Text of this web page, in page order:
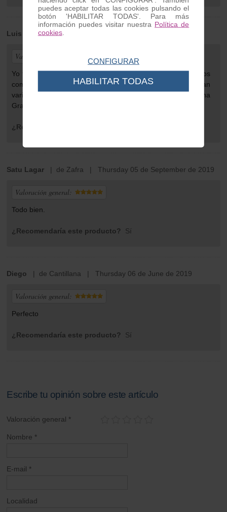
Luis | de Pontevedra | Tuesday 04 de May de 2021
Valoración general:
Yo tengo buena opinión , van ya unas 12 o 14 veces que os
compro y sin problema, creo que hay artículos con gran
variedad, bien explicado y cómodo de ver en la página
Gracias.
¿Recomendaría este producto?
Satu Lagar | de Zafra | Thursday 05 de September de 2019
Valoración general:
Todo bien.
¿Recomendaría este producto? Sí
Diego | de Cantillana | Thursday 06 de June de 2019
Valoración general:
Perfecto
¿Recomendaría este producto? Sí
Escribe tu opinión sobre este artículo
Valoración general *
Nombre *
E-mail *
Localidad
puedes aceptar todas las cookies pulsando el
botón 'HABILITAR TODAS'. Para más
información puedes visitar nuestra Política de
cookies.
CONFIGURAR
HABILITAR TODAS